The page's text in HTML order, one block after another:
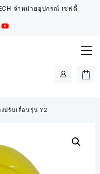
จำหน่ายอุปกรณ์ เซฟตี้
ปรับเลื่อนรุ่น Y2